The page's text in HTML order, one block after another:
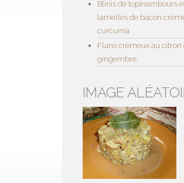
Blinis de topinambours
lamelles de bacon
curcuma
Flans crémeux au citron
gingembre
IMAGE